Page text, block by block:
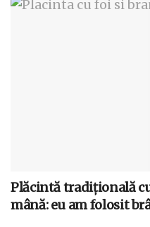
Plăcintă tradițională
mână: eu am folosit